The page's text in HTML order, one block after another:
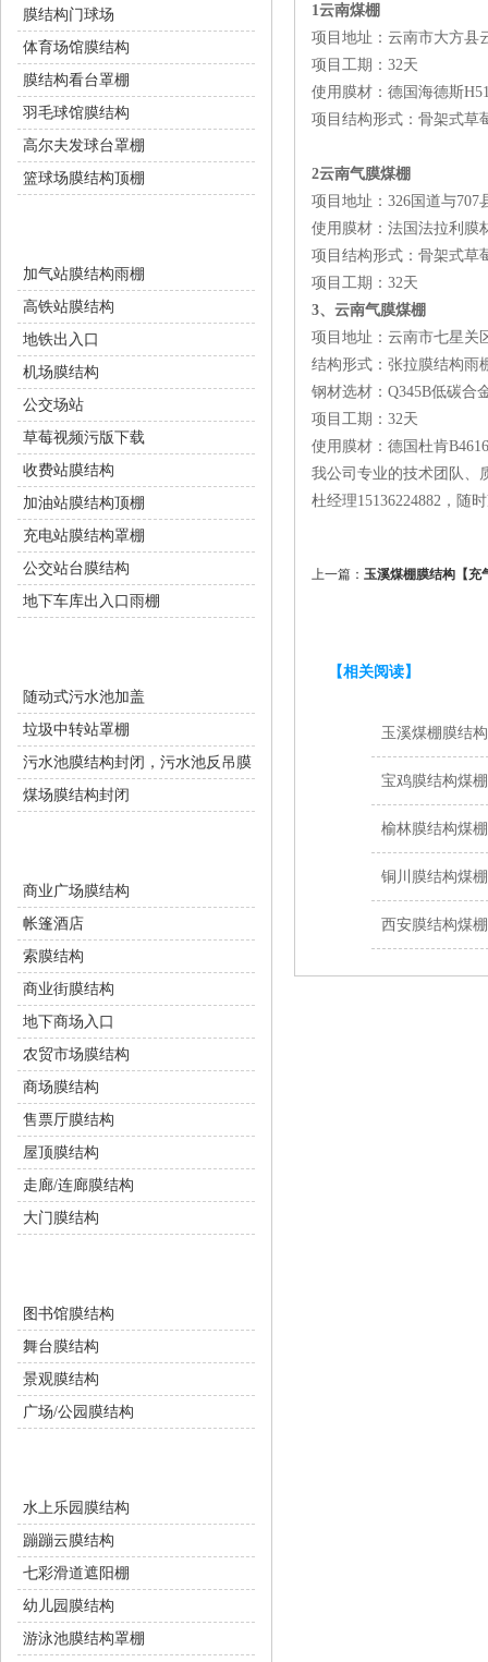
1云南煤棚
项目地址：云南市大方
项目工期：32天
使用膜材：德国海德斯
项目结构形式：骨架式
2云南气膜煤棚
项目地址：326国道与
使用膜材：法国法拉利膜
项目结构形式：骨架式
项目工期：32天
3、云南气膜煤棚
项目地址：云南市七星
结构形式：张拉膜结构雨
钢材选材：Q345B低碳合
项目工期：32天
使用膜材：德国杜肯
我公司专业的技术团队、
杜经理15136224882，随时
上一篇： 玉溪煤棚膜结构【充
【相关阅读】
玉溪煤棚膜结
宝鸡膜结构
榆林膜结构煤
铜川膜结构煤
西安膜结构煤
膜结构门球场
体育场馆膜结构
膜结构看台罩棚
羽毛球馆膜结构
高尔夫发球台罩棚
篮球场膜结构顶棚
加气站膜结构雨棚
高铁站膜结构
地铁出入口
机场膜结构
公交场站
草莓视频污版下载
收费站膜结构
加油站膜结构顶棚
充电站膜结构罩棚
公交站台膜结构
地下车库出入口雨棚
随动式污水池加盖
垃圾中转站罩棚
污水池膜结构封闭，污水池反吊膜
煤场膜结构封闭
商业广场膜结构
帐篷酒店
索膜结构
商业街膜结构
地下商场入口
农贸市场膜结构
商场膜结构
售票厅膜结构
屋顶膜结构
走廊/连廊膜结构
大门膜结构
图书馆膜结构
舞台膜结构
景观膜结构
广场/公园膜结构
水上乐园膜结构
蹦蹦云膜结构
七彩滑道遮阳棚
幼儿园膜结构
游泳池膜结构罩棚